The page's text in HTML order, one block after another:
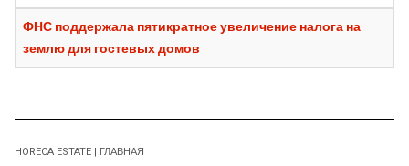
ФНС поддержала пятикратное увеличение налога на
землю для гостевых домов
HORECA ESTATE | ГЛАВНАЯ